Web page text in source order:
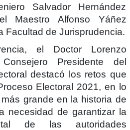
Salvador Hernández
Maestro Alfonso Yáñez
Facultad de Jurisprudencia.
el Doctor Lorenzo
Presidente del
destacó los retos que
Electoral 2021, en lo
grande en la historia de
necesidad de garantizar la
de las autoridades